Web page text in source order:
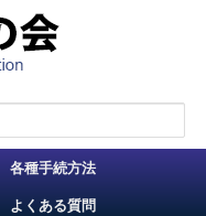
各種手続方法
よくある質問